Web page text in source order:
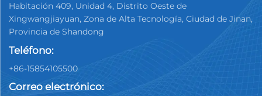
Habitación 409, Unidad 4, Distrito Oeste de
Xingwangjiayuan, Zona de Alta Tecnología, Ciudad de Jinan,
Provincia de Shandong
Teléfono:
+86-15854105500
Correo electrónico: